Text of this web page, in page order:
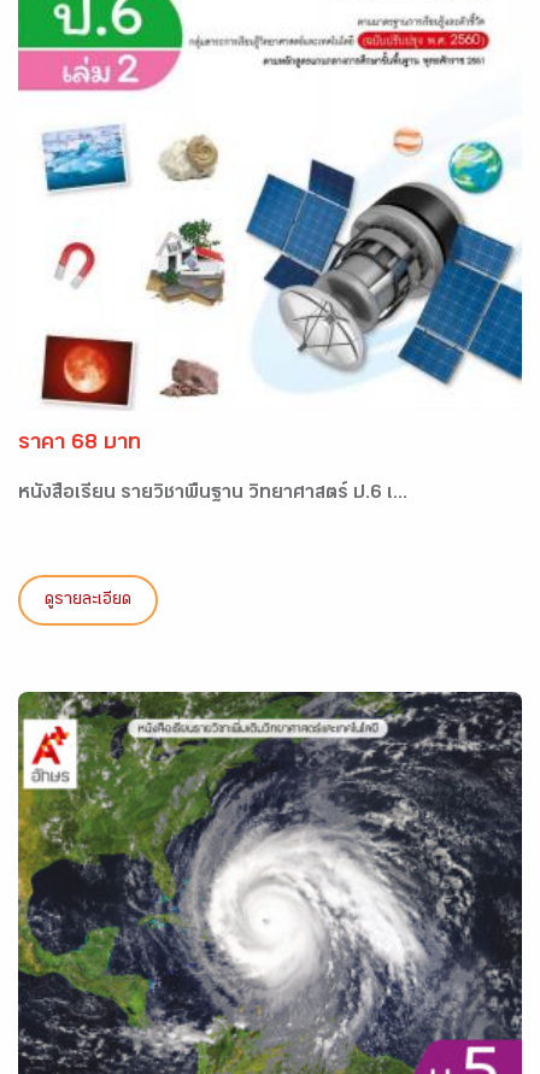
ราคา 68 บาท
หนังสือเรียน รายวิชาพื้นฐาน วิทยาศาสตร์ ป.6 เ...
ดูรายละเอียด